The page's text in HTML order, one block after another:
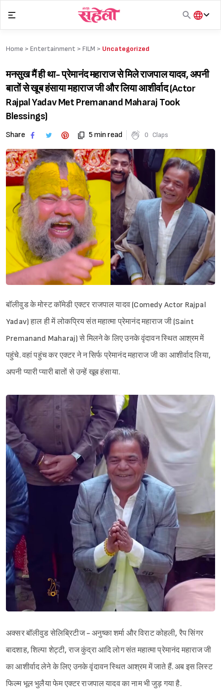
content
हिंदी
Home > Entertainment > FILM > Uncategorized
मनसुख मैं ही था- प्रेमानंद महाराज से मिले राजपाल यादव, अपनी
बातों से खूब हंसाया महाराज जी और लिया आशीर्वाद (Actor
Rajpal Yadav Met Premanand Maharaj Took
Blessings)
Share 5 min read 0 Claps
बॉलीवुड के मोस्ट कॉमेडी एक्टर राजपाल यादव (Comedy Actor Rajpal
Yadav) हाल ही में लोकप्रिय संत महात्मा प्रेमानंद महाराज जी (Saint
Premanand Maharaj) से मिलने के लिए उनके वृंदावन स्थित आश्रम में
पहुंचे. वहां पहुंच कर एक्टर ने न सिर्फ प्रेमानंद महाराज जी का आशीर्वाद लिया,
अपनी प्यारी प्यारी बातों से उन्हें खूब हंसाया.
अक्सर बॉलीवुड सेलिब्रिटीज - अनुष्का शर्मा और विराट कोहली, रैप सिंगर
बादशाह, शिल्पा शेट्टी, राज कुंद्रा आदि लोग संत महात्मा प्रेमानंद महाराज जी
का आशीर्वाद लेने के लिए उनके वृंदावन स्थित आश्रम में जाते हैं. अब इस लिस्ट
फिल्म भूल भुलैया फेम एक्टर राजपाल यादव का नाम भी जुड़ गया है.